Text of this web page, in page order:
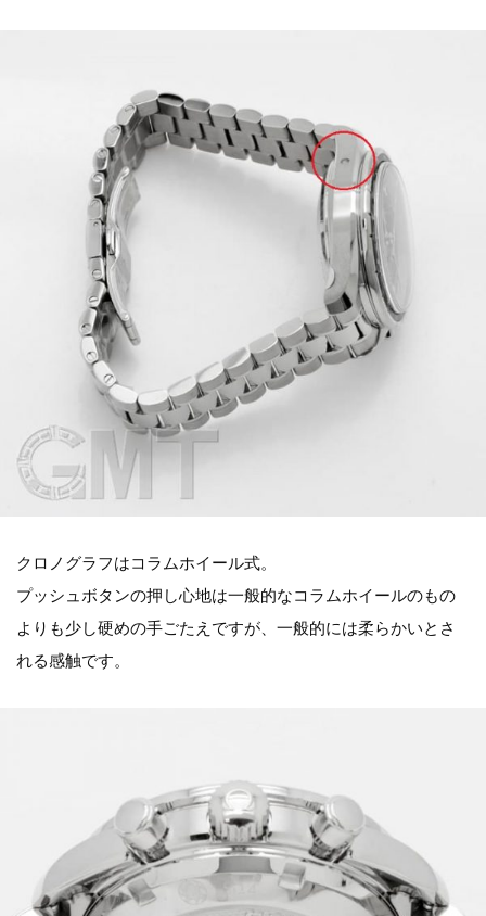
クロノグラフはコラムホイール式。
プッシュボタンの押し心地は一般的なコラムホイールのもの
よりも少し硬めの手ごたえですが、一般的には柔らかいとさ
れる感触です。